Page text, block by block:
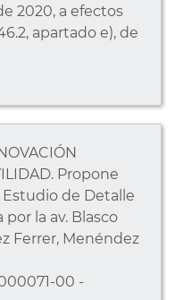
2020, a efectos
apartado e), de
Propone
de Detalle
la av. Blasco
Ferrer, Menéndez
00 -